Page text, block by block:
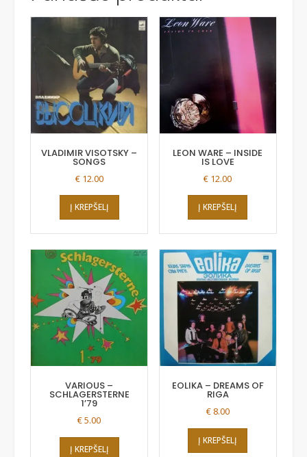
VLADIMIR VISOTSKY –
SONGS
€ 12.00
Į KREPŠELĮ
LEON WARE – INSIDE
IS LOVE
€ 12.00
Į KREPŠELĮ
VARIOUS –
SCHLAGERSTERNE
1’79
€5.00
Į KREPŠELĮ
EOLIKA – DREAMS OF
RIGA
€ 8.00
Į KREPŠELĮ